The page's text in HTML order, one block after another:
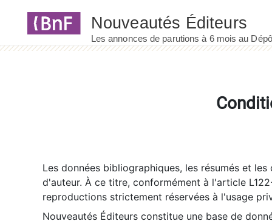
Les données bibliographiques, les résumés et
d'auteur. À ce titre, conformément à l'article
reproductions strictement réservées à l'usage
Nouveautés Éditeurs constitue une base de